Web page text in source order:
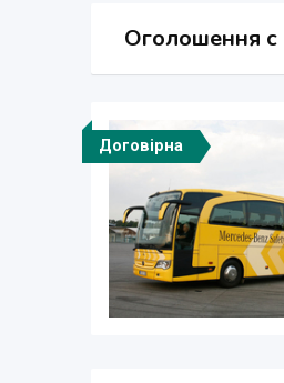
Оголошення c
Договірна